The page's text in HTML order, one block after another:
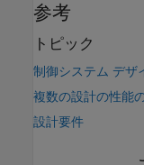
参考
トピック
制御システム デザ
複数の設計の性能
設計要件